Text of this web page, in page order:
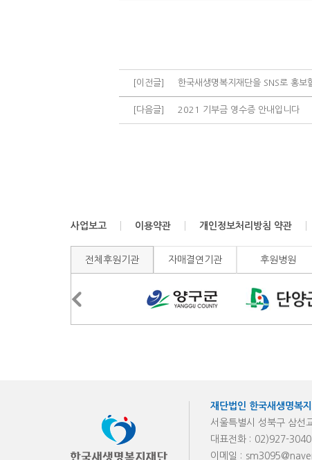
[이전글] 한국새생명복지재단을 SNS로 홍
[다음글] 2021 기부금 영수증 안내입니다
사업보고 이용약관 개인정보처리방침 약관
전체후원기관 자매결연기관 후원병원
재단법인 한국새생명복
서울특별시 성북구 삼선
대표전화 : 02)927-3040
이메일 :